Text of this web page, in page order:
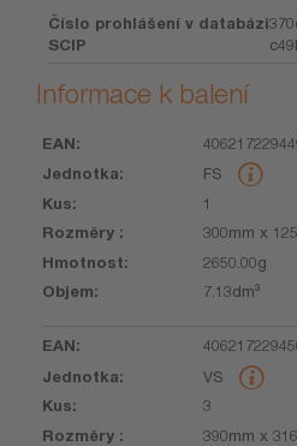
Číslo prohlášení v databázi
SCIP
Informace k balení
EAN Kus
FS
1
300mm x
2650.00g
7.13dm³
VS
3
390mm x